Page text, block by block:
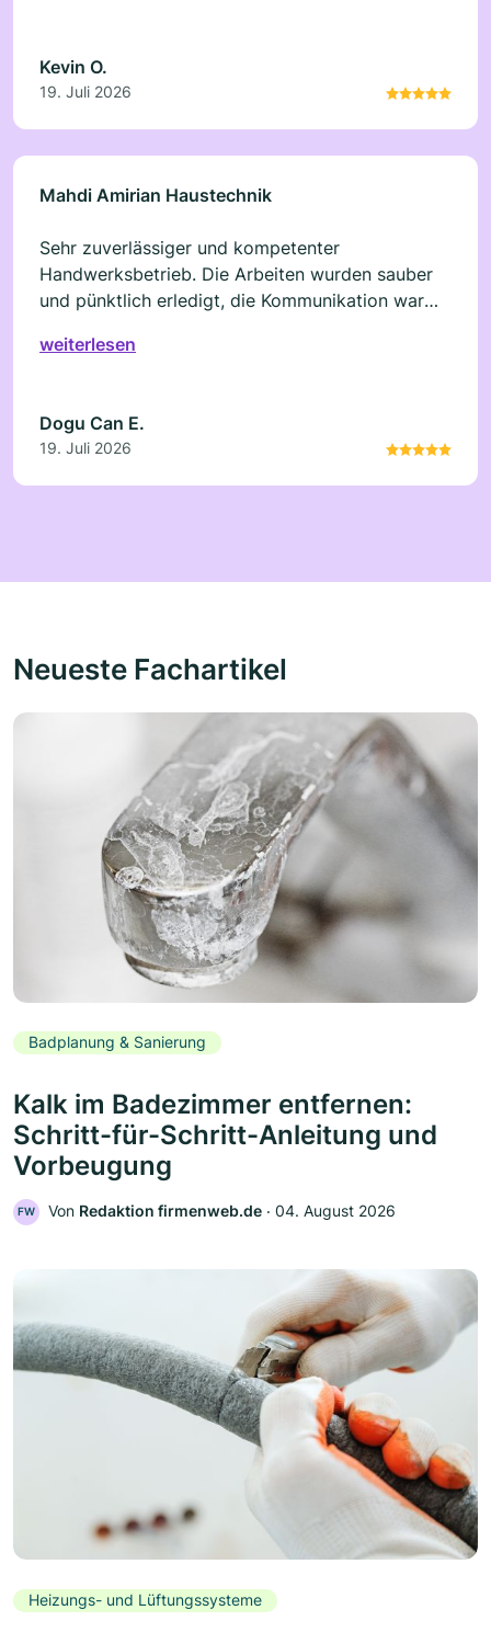
Kevin O.
19. Juli 2026
Mahdi Amirian Haustechnik
Sehr zuverlässiger und kompetenter
Handwerksbetrieb. Die Arbeiten wurden sauber
und pünktlich erledigt, die Kommunikation war
Ergebnis sehr zufrieden und würde die Firma
weiterlesen
Dogu Can E.
19. Juli 2026
Neueste Fachartikel
Badplanung & Sanierung
Kalk im Badezimmer entfernen:
Schritt-für-Schritt-Anleitung und
Vorbeugung
FW Von Redaktion firmenweb.de ‧ 04. August 2026
Heizungs- und Lüftungssysteme